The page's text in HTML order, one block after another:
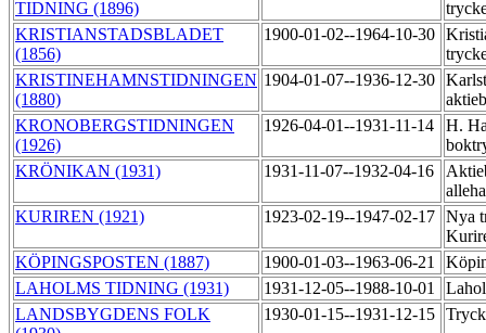
TIDNING (1896)
KRISTIANSTADSBLADET
(1856)
1900-01-02--1964-10-30
KRISTINEHAMNSTIDNINGEN
(1880)
1904-01-07--1936-12-30
KRONOBERGSTIDNINGEN
(1926)
1926-04-01--1931-11-14
H.
KRÖNIKAN (1931)
1931-11-07--1932-04-16
KURIREN (1921)
1923-02-19--1947-02-17 Nya
KÖPINGSPOSTEN (1887)
1900-01-03--1963-06-21
LAHOLMS TIDNING (1931)
1931-12-05--1988-10-01
LANDSBYGDENS FOLK
1930-01-15--1931-12-15